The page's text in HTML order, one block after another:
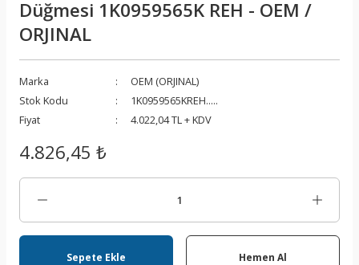
Düğmesi 1K0959565K REH - OEM /
ORJINAL
Marka
OEM (ORJINAL)
Stok Kodu
1K0959565KREH.....
Fiyat
4.022,04 TL + KDV
4.826,45 ₺
Sepete Ekle Hemen Al